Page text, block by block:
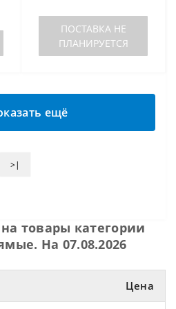
ПОСТАВКА НЕ
ПЛАНИРУЕТСЯ
ещё
>|
товары категории
На 07.08.2026
Цена